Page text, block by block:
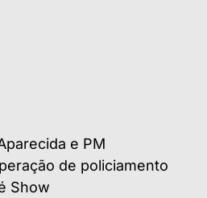
e PM
de policiamento
Show